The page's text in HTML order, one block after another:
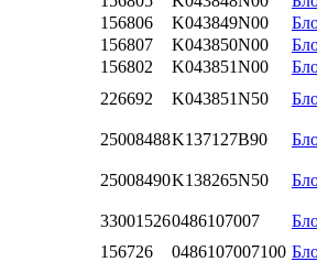
156806
K043849N00
156807
K043850N00
156802
K043851N00
226692
K043851N50
25008488K137127B90
25008490K138265N50
330015260486107007
156726
0486107007100